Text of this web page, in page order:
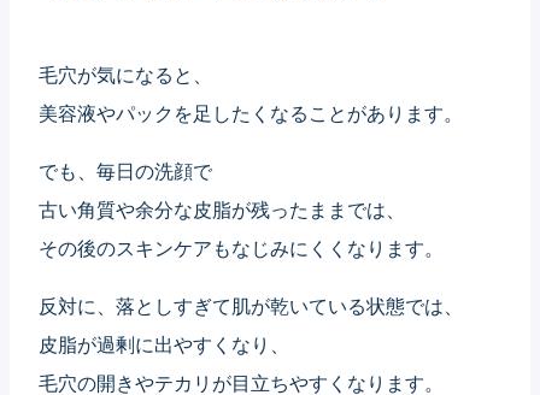
毛穴が気になると、
美容液やパックを足したくなることがあります。
でも、毎日の洗顔で
古い角質や余分な皮脂が残ったままでは、
その後のスキンケアもなじみにくくなります。
反対に、落としすぎて肌が乾いている状態では、
皮脂が過剰に出やすくなり、
毛穴の開きやテカリが目立ちやすくなります。